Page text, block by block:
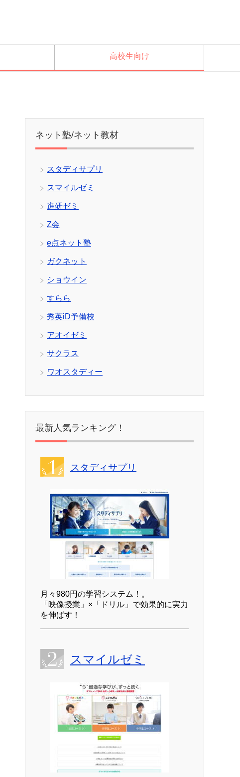
高校生向け
ネット塾/ネット教材
スタディサプリ
スマイルゼミ
進研ゼミ
Z会
e点ネット塾
ガクネット
ショウイン
すらら
秀英iD予備校
アオイゼミ
サクラス
ワオスタディー
最新人気ランキング！
スタディサプリ
月々980円の学習システム！。
「映像授業」×「ドリル」で効果的に実力
を伸ばす！
スマイルゼミ